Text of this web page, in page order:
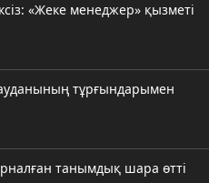
«Жеке менеджер» қызметі
тұрғындарымен
танымдық шара өтті